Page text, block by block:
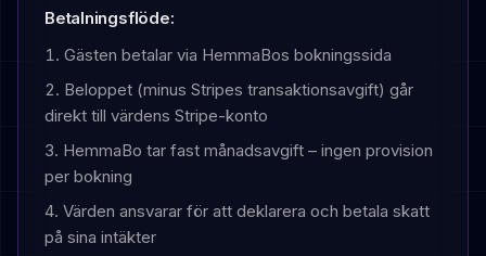
Betalningsflöde:
Gästen betalar via HemmaBos bokningssida
Beloppet (minus Stripes transaktionsavgift) går
direkt till värdens Stripe-konto
HemmaBo tar fast månadsavgift – ingen provision
per bokning
Värden ansvarar för att deklarera och betala skatt
på sina intäkter